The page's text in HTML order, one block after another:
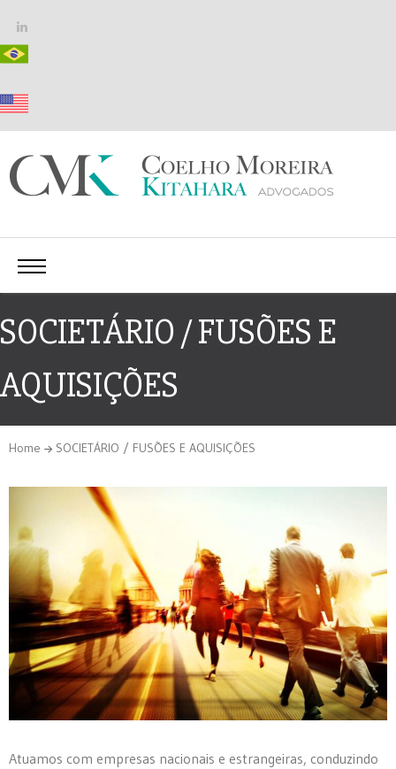
SOCIETÁRIO / FUSÕES E
AQUISIÇÕES
Home SOCIETÁRIO / FUSÕES E AQUISIÇÕES
Atuamos com empresas nacionais e estrangeiras, conduzindo